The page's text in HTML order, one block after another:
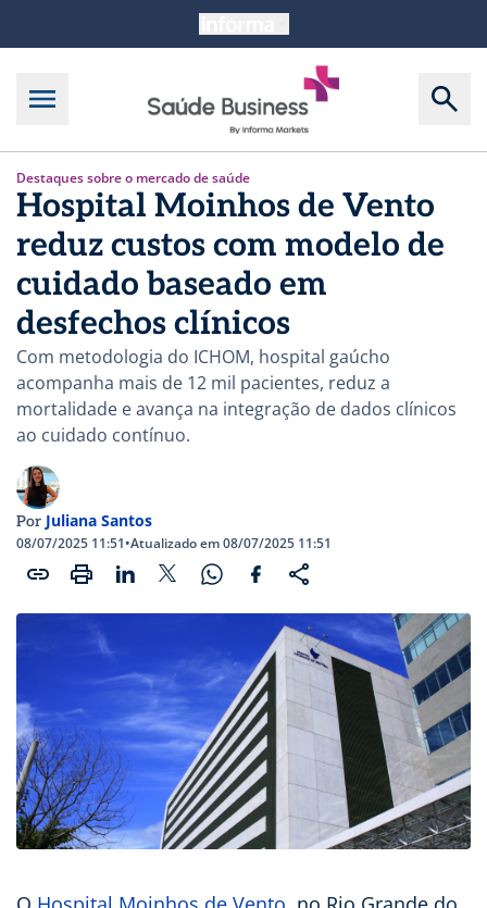
Destaques sobre o mercado de saúde
Hospital Moinhos de Vento
reduz custos com modelo de
cuidado baseado em
desfechos clínicos
Com metodologia do ICHOM, hospital gaúcho
acompanha mais de 12 mil pacientes, reduz a
mortalidade e avança na integração de dados clínicos
ao cuidado contínuo.
Por Juliana Santos
08/07/2025 11:51•Atualizado em 08/07/2025 11:51